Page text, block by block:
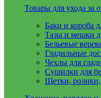
Товары для ухода за
Баки и короба
Тазы и мешки
Бельевые
Гладильные
Чехлы для
Сушилки для
Щетки,